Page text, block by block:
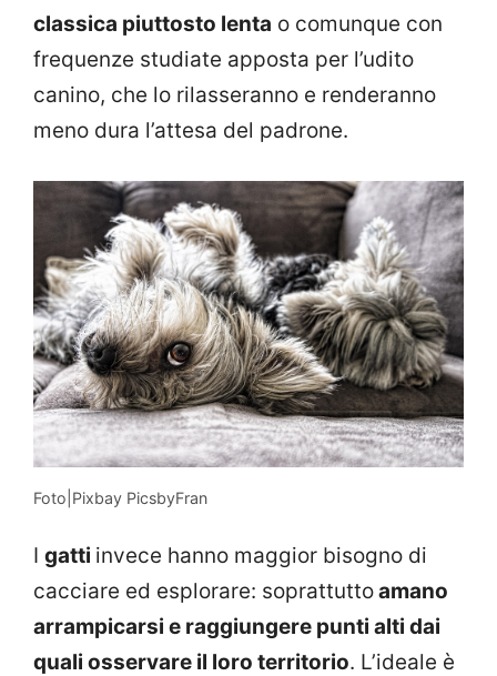
classica piuttosto lenta o comunque con
frequenze studiate apposta per l’udito
canino, che lo rilasseranno e renderanno
meno dura l’attesa del padrone.
Foto|Pixbay PicsbyFran
I gatti invece hanno maggior bisogno di
cacciare ed esplorare: soprattuttoamano
arrampicarsi e raggiungere punti alti dai
quali osservare il loro territorio. L’ideale è